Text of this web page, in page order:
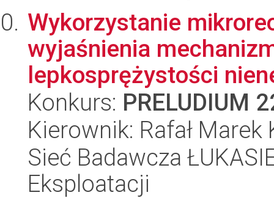
Wykorzystanie
wyjaśnienia
lepkosprężystości
Konkurs: PRELUDIUM
Kierownik: Rafał Marek
Sieć Badawcza
Eksploatacji